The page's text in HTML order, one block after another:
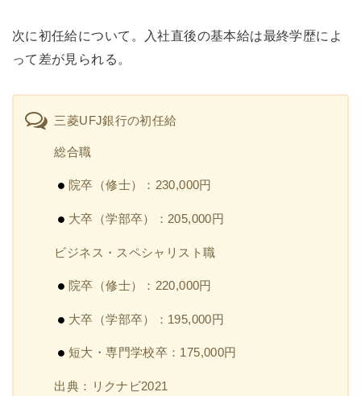
次に初任給について。入社直後の基本給は最終学歴によ
って差が見られる。
三菱UFJ銀行の初任給
総合職
院卒（修士）：230,000円
大卒（学部卒）：205,000円
ビジネス・スペシャリスト職
院卒（修士）：220,000円
大卒（学部卒）：195,000円
短大・専門学校卒：175,000円
出典：リクナビ2021